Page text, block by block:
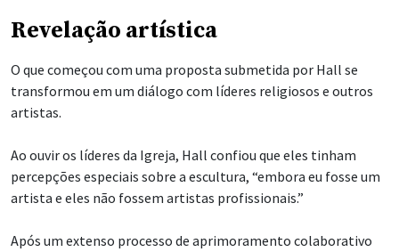
Revelação artística
O que começou com uma proposta submetida por Hall se
transformou em um diálogo com líderes religiosos e outros
artistas.
Ao ouvir os líderes da Igreja, Hall confiou que eles tinham
percepções especiais sobre a escultura, “embora eu fosse um
artista e eles não fossem artistas profissionais.”
Após um extenso processo de aprimoramento colaborativo